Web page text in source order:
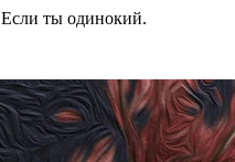
Если ты одинокий.